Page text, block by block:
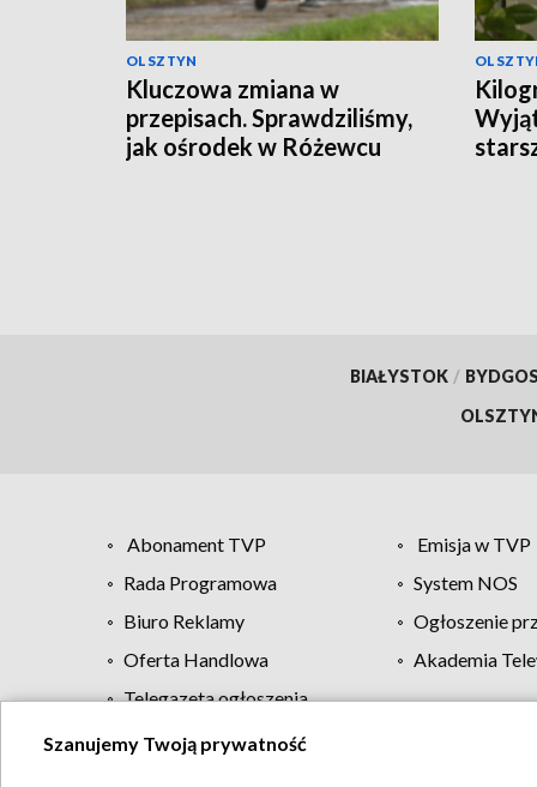
OLSZTYN
Kluczowa zmiana w
przepisach. Sprawdziliśmy,
jak ośrodek w Różewcu
BIAŁYSTOK /
Abonament TVP
Emisja w TVP
Rada Programowa
System NOS
Biuro Reklamy
Ogłoszenie
Oferta Handlowa
Akademia
Telegazeta ogłoszenia
Szanujemy Twoją prywatność